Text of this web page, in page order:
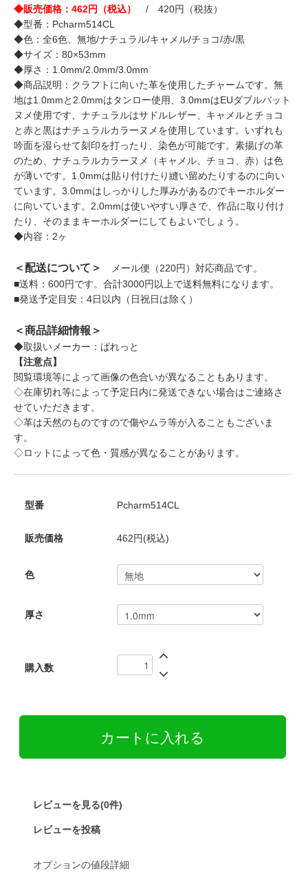
◆販売価格：462円（税込）
/ 420円（税抜）
◆型番：Pcharm514CL
◆色：全6色、無地/ナチュラル/キャメル/チョコ/赤/黒
◆サイズ：80×53mm
◆厚さ：1.0mm/2.0mm/3.0mm
◆商品説明：クラフトに向いた革を使用したチャームです。無
地は1.0mmと2.0mmはタンロー使用、3.0mmはEUダブルバット
ヌメ使用です、ナチュラルはサドルレザー、キャメルとチョコ
と赤と黒はナチュラルカラーヌメを使用しています。いずれも
吟面を湿らせて刻印を打ったり、染色が可能です。素揚げの革
のため、ナチュラルカラーヌメ（キャメル、チョコ、赤）は色
が薄いです。1.0mmは貼り付けたり縫い留めたりするのに向い
ています。3.0mmはしっかりした厚みがあるのでキーホルダー
に向いています。2.0mmは使いやすい厚さで、作品に取り付け
たり、そのままキーホルダーにしてもよいでしょう。
◆内容：2ヶ
＜配送について＞
メール便（220円）対応商品です。
■送料：600円です。合計3000円以上で送料無料になります。
■発送予定目安：4日以内（日祝日は除く）
＜商品詳細情報＞
◆取扱いメーカー：ぱれっと
【注意点】
閲覧環境等によって画像の色合いが異なることもあります。
◇在庫切れ等によって予定日内に発送できない場合はご連絡さ
せていただきます。
◇革は天然のものですので傷やムラ等が入ることもございま
す。
◇ロットによって色・質感が異なることがあります。
型番 Pcharm514CL
販売価格 462円(税込)
色
厚さ
購入数
レビューを見る(0件)
レビューを投稿
オプションの値段詳細